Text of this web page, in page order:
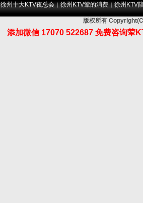
徐州十大KTV夜总会 |徐州KTV荤的消费 |徐州KTV
版权所有
添加微信 17070 522687 免费咨询荤